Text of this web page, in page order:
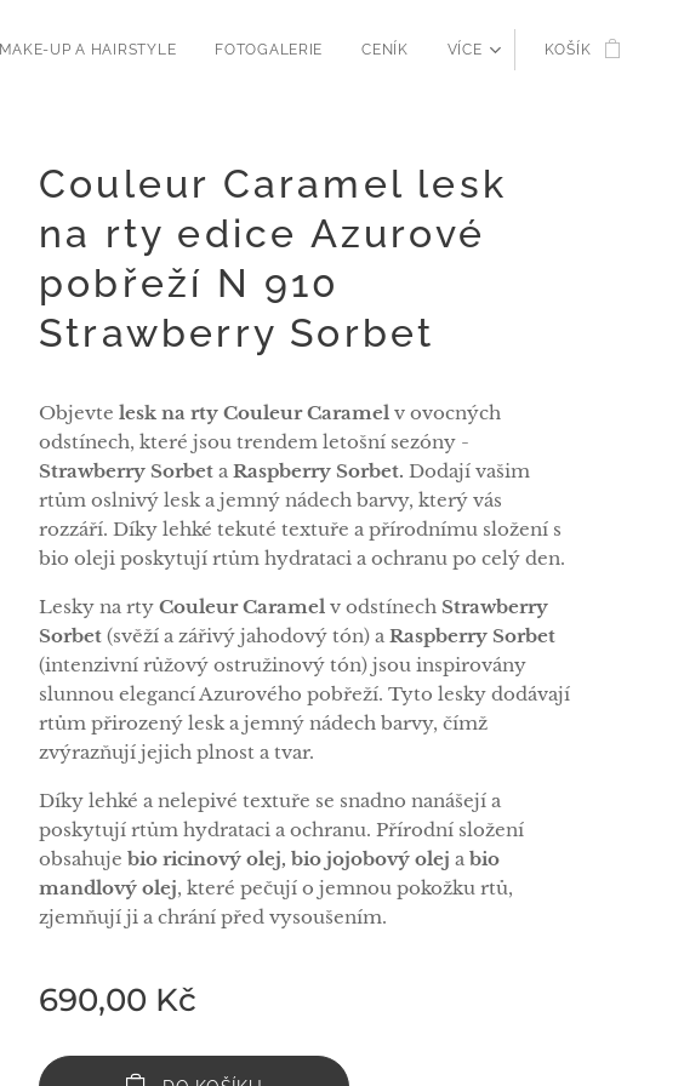
MAKE-UP A HAIRSTYLE FOTOGALERIE CENÍK VÍCE KOŠÍK
Couleur Caramel lesk
na rty edice Azurové
pobřeží N 910
Strawberry Sorbet
Objevte lesk na rty Couleur Caramel v ovocných
odstínech, které jsou trendem letošní sezóny -
Strawberry Sorbet a Raspberry Sorbet. Dodají vašim
rtům oslnivý lesk a jemný nádech barvy, který vás
rozzáří. Díky lehké tekuté textuře a přírodnímu složení s
bio oleji poskytují rtům hydrataci a ochranu po celý den.
Lesky na rty Couleur Caramel v odstínech Strawberry
Sorbet (svěží a zářivý jahodový tón) a Raspberry Sorbet
(intenzivní růžový ostružinový tón) jsou inspirovány
slunnou elegancí Azurového pobřeží. Tyto lesky dodávají
rtům přirozený lesk a jemný nádech barvy, čímž
zvýrazňují jejich plnost a tvar.
Díky lehké a nelepivé textuře se snadno nanášejí a
poskytují rtům hydrataci a ochranu. Přírodní složení
obsahuje bio ricinový olej, bio jojobový olej a bio
mandlový olej, které pečují o jemnou pokožku rtů,
zjemňují ji a chrání před vysoušením.
690,00 Kč